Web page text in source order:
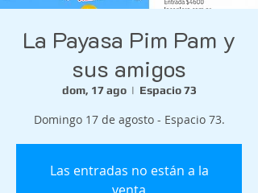
La Payasa Pim Pam y
sus amigos
dom, 17 ago
  |
Espacio 73
Domingo 17 de agosto - Espacio 73.
Las entradas no están a la